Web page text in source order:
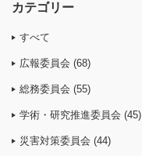
カテゴリー
すべて
広報委員会 (68)
総務委員会 (55)
学術・研究推進委員会 (45)
災害対策委員会 (44)